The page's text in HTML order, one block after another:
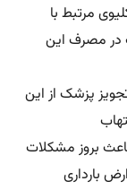
مرتبط با
در مصرف این
پزشک از این
بارداری باعث بروز مشکلات
بارداری